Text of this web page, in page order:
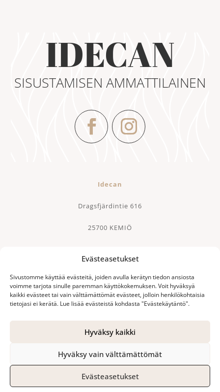
Evästeasetukset
Sivustomme käyttää evästeitä, joiden avulla kerätyn tiedon ansiosta
voimme tarjota sinulle paremman käyttökokemuksen. Voit hyväksyä
kaikki evästeet tai vain välttämättömät evästeet, jolloin henkilökohtaisia
tietojasi ei kerätä. Lue lisää evästeistä kohdasta "Evästekäytäntö".
Hyväksy kaikki
Hyväksy vain välttämättömät
Evästeasetukset
IDECAN
SISUSTAMISEN AMMATTILAINEN
Idecan
Dragsfjärdintie 616
25700 KEMIÖ
044-5555 704
© 2020 idecan.com